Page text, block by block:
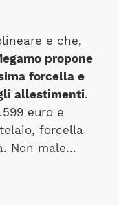
e che,
propone
forcella e
allestimenti.
euro e
forcella
Non male…